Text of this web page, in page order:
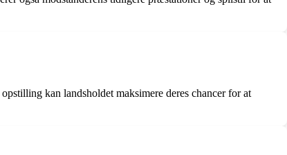
kan landsholdet maksimere deres chancer for at